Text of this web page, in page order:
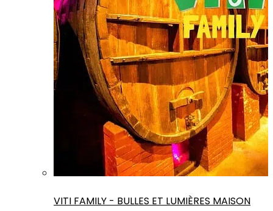
VITI FAMILY - BULLES ET LUMIÈRES MAISON